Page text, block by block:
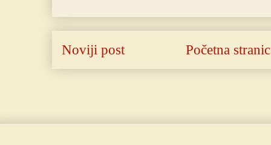
Noviji post Početna